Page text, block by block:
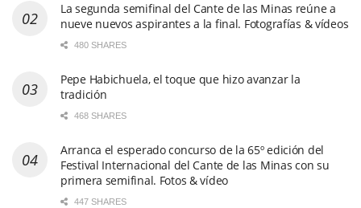
La segunda semifinal del Cante de las Minas reúne a
nueve nuevos aspirantes a la final. Fotografías & vídeos
480 SHARES
Pepe Habichuela, el toque que hizo avanzar la
tradición
468 SHARES
Arranca el esperado concurso de la 65º edición del
Festival Internacional del Cante de las Minas con su
primera semifinal. Fotos & vídeo
447 SHARES